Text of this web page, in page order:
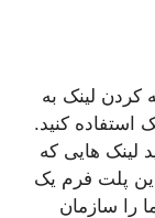
کردن لینک به
استفاده کنید.
لینک هایی که
پلت فرم یک
را سازمان